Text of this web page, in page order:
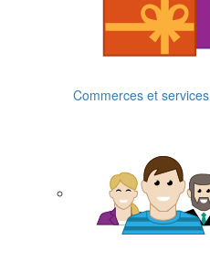
Commerces et services